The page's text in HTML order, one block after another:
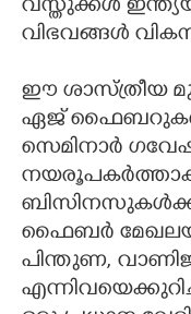
വസ്തുക്കൾ
വിഭവങ്ങൾ
ഈ ശാസ്ത്രീയ
ഏജ്
സെമിനാർ
ഫൈബർ
പിന്തുണ,